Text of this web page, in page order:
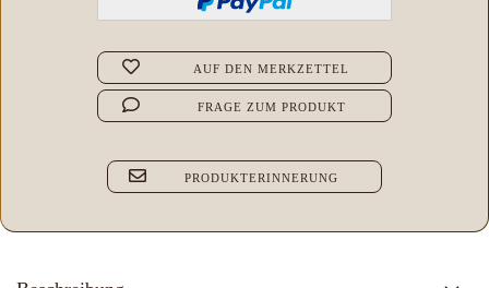
AUF DEN MERKZETTEL
FRAGE ZUM PRODUKT
PRODUKTERINNERUNG